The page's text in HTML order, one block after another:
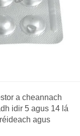
a cheannach
idir 5 agus 14 lá
agus